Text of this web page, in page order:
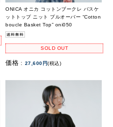
ONICA オニカ コットンブークレ バスケ
ットトップ ニット プルオーバー “Cotton
boucle Basket Top” oni050
SOLD OUT
価格 : 27,600円(税込)